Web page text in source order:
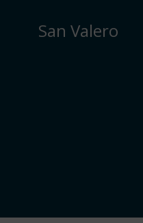
contenidoSan Valero